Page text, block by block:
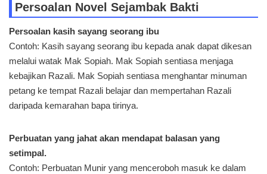
Persoalan Novel Sejambak Bakti
Persoalan kasih sayang seorang ibu
Contoh: Kasih sayang seorang ibu kepada anak dapat dikesan
melalui watak Mak Sopiah. Mak Sopiah sentiasa menjaga
kebajikan Razali. Mak Sopiah sentiasa menghantar minuman
petang ke tempat Razali belajar dan mempertahan Razali
daripada kemarahan bapa tirinya.
Perbuatan yang jahat akan mendapat balasan yang
setimpal.
Contoh: Perbuatan Munir yang menceroboh masuk ke dalam